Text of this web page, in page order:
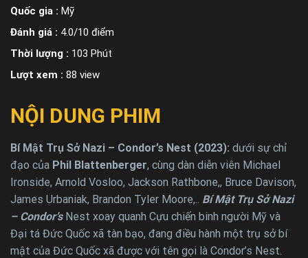
Quốc gia : Mỹ
Đánh giá : 4.0/10 điểm
Thời lượng : 103 Phút
Lượt xem : 88 view
NỘI DUNG PHIM
Bí Mật Trụ Sở Nazi – Condor’s Nest (2023): dưới sự chỉ
đạo của Phil Blattenberger, cùng dàn diễn viên Michael
Ironside, Arnold Vosloo, Jackson Rathbone,, Bruce Davison,
James Urbaniak, Brandon Tyler Moore,.. Bí Mật Trụ Sở Nazi
– Condor’sNest xoay quanh Cựu chiến binh người Mỹ và
Đại tá Đức Quốc xã tàn bạo, đang điều hành một trụ sở bí
mật của Đức Quốc xã được với tên gọi là Condor’s Nest.